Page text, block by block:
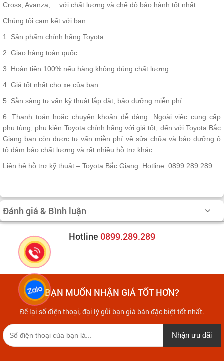
Cross, Avanza,… với chất lượng và chế độ bảo hành tốt nhất.
Chúng tôi cam kết với bạn:
1. Sản phẩm chính hãng Toyota
2. Giao hàng toàn quốc
3. Hoàn tiền 100% nếu hàng không đúng chất lượng
4. Giá tốt nhất cho xe của bạn
5. Sẵn sàng tư vấn kỹ thuật lắp đặt, bảo dưỡng miễn phí.
6. Thanh toán hoặc chuyển khoản dễ dàng. Ngoài việc cung cấp
phụ tùng, phụ kiện Toyota chính hãng với giá tốt, đến với Toyota Bắc
Giang bạn còn được tư vấn miễn phí về sửa chữa và bảo dưỡng ô
tô đảm bảo chất lượng và rất nhiều hỗ trợ khác.
Liên hệ hỗ trợ kỹ thuật – Toyota Bắc Giang Hotline: 0899.289.289
Đánh giá & Bình luận
Hotline 0899.289.289
BẠN MUỐN NHẬN GIÁ TỐT HƠN?
Để lại số điện thoại, đại lý gửi bạn giá bán đặc biệt tốt nhất.
Nhận ưu đãi